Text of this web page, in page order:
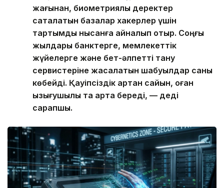
жағынан, биометриялық деректер
сақталатын базалар хакерлер үшін
тартымды нысанға айналып отыр. Соңғы
жылдары банктерге, мемлекеттік
жүйелерге және бет-әлпетті тану
сервистеріне жасалатын шабуылдар саны
көбейді. Қауіпсіздік артқан сайын, оған
қызығушылық та арта береді, — деді
сарапшы.